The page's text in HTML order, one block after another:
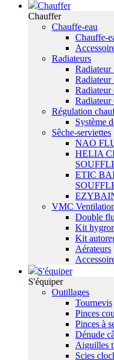
Chauffer
Chauffer
Chauffe-eau
Chauffe-
Radiateurs
Radiateur
Radiateur
Radiateur
Radiateur
Régulation
Système
Sêche-serviettes
NAO
HELIA
ETIC
VMC
Double
Kit
Kit
Aérateurs
S'équiper
S'équiper
Outillages
Tournevis
Pinces
Pinces à
Dénude
Aiguilles
Scies